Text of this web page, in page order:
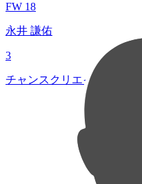
FW 18
永井 謙佑
3
チャンスクリエイト総数